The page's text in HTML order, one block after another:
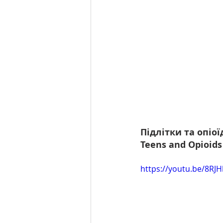
Підлітки та
Teens and Opioids
https://youtu.be/